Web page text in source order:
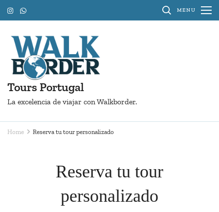
Skip
to
content
(Press
Enter)
MENU
Tours Portugal
La excelencia de viajar con Walkborder.
Home Reserva tu tour personalizado
Reserva tu tour
personalizado